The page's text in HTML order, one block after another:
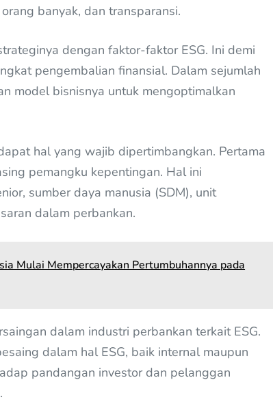
banyak, dan transparansi.
dengan faktor-faktor ESG. Ini demi
pengembalian finansial. Dalam sejumlah
model bisnisnya untuk mengoptimalkan
hal yang wajib dipertimbangkan. Pertama
pemangku kepentingan. Hal ini
sumber daya manusia (SDM), unit
dalam perbankan.
Mulai Mempercayakan Pertumbuhannya pada
dalam industri perbankan terkait ESG.
dalam hal ESG, baik internal maupun
pandangan investor dan pelanggan